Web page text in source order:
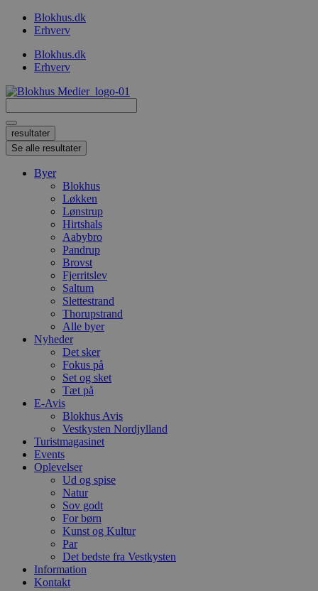
VidereBlokhus.dk
Erhverv
Blokhus.dk
Erhverv
...
resultater
Se alle resultater
Byer
Blokhus
Løkken
Lønstrup
Hirtshals
Aabybro
Pandrup
Brovst
Fjerritslev
Saltum
Slettestrand
Thorupstrand
Alle byer
Nyheder
Det sker
Fokus på
Set og sket
Tæt på
E-Avis
Blokhus Avis
Vestkysten Nordjylland
Turistmagasinet
Events
Oplevelser
Ud og spise
Natur
Sov godt
For børn
Kunst og Kultur
Par
Det bedste fra Vestkysten
Information
Kontakt